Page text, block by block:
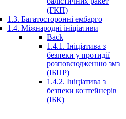
(ГКП)
1.3. Багатосторонні ембарго
1.4. Міжнародні ініціативи
Back
1.4.1. Ініціатива з
безпеки у протидії
розповсюдженню змз
(ІБПР)
1.4.2. Ініціатива з
безпеки контейнерів
(ІБК)